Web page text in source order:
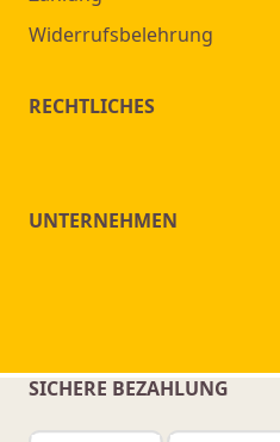
Widerrufsbelehrung
RECHTLICHES
UNTERNEHMEN
SICHERE BEZAHLUNG